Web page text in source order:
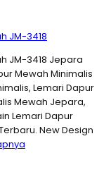
JM-3418
JM-3418 Jepara
Mewah Minimalis
Lemari Dapur
Mewah Jepara,
Lemari Dapur
New Design